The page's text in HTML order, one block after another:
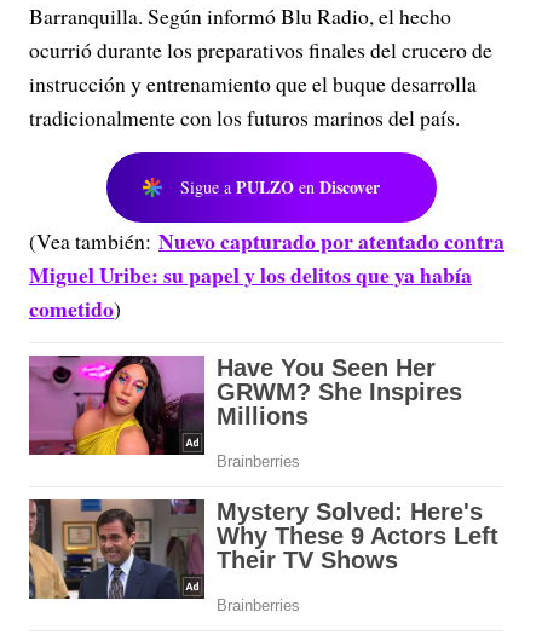
Barranquilla. Según informó Blu Radio, el hecho
ocurrió durante los preparativos finales del crucero de
instrucción y entrenamiento que el buque desarrolla
tradicionalmente con los futuros marinos del país.
Sigue a PULZO en Discover
(Vea también: Nuevo capturado por atentado contra
Miguel Uribe: su papel y los delitos que ya había
cometido)